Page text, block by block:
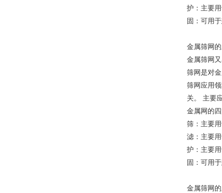
护：主要
固：可用
金属筛网
金属筛网
筛网是对
筛网应用
关。 主要
金属网的
筛：主要
滤：主要
护：主要
固：可用
金属筛网